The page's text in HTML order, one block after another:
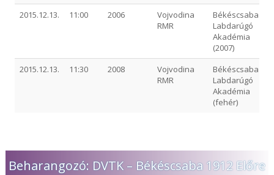
2015.12.13. 11:00 2006
Vojvodina
RMR
Békéscsaba
Labdarúgó
Akadémia
(2007)
2015.12.13.
11:30 2008
Vojvodina
RMR
Békéscsaba
Labdarúgó
Akadémia
(fehér)
Beharangozó: DVTK – Békéscsaba 1912 Előre